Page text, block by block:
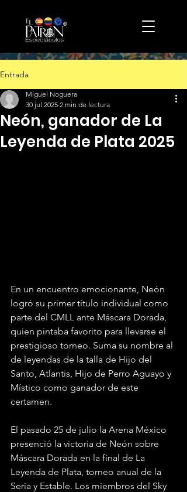
Entrada
Neón, ganador de La
Leyenda de Plata 2025
Miguel Noguera
30 jul 2025 2 min de lectura
En un encuentro emocionante, Neón
logró su primer título individual como
parte del CMLL ante Máscara Dorada,
quien pintaba favorito para llevarse el
prestigioso torneo. Suma su nombre al
de leyendas de la talla de Hijo del
Santo, Atlantis, Hijo de Perro Aguayo y
Místico como ganador de este
certamen.
El pasado 25 de julio la Arena México
presenció la victoria de Neón sobre
Máscara Dorada en la final de La
Leyenda de Plata, torneo anual de la
Seria y Estable. Los miembros del Sky